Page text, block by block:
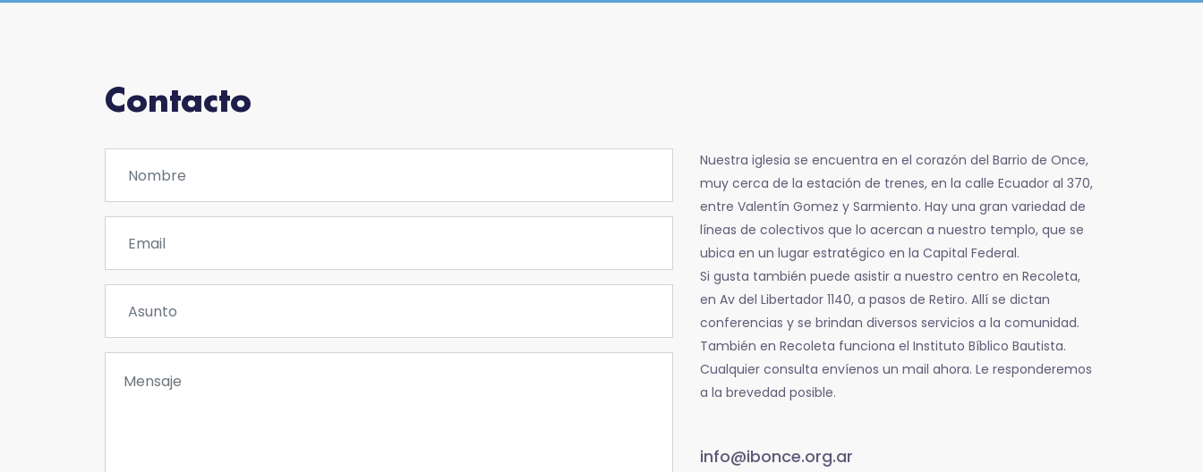
Contacto
Nuestra iglesia se encuentra en el corazón del Barrio de Once,
muy cerca de la estación de trenes, en la calle Ecuador al 370,
entre Valentín Gomez y Sarmiento. Hay una gran variedad de
líneas de colectivos que lo acercan a nuestro templo, que se
ubica en un lugar estratégico en la Capital Federal.
Si gusta también puede asistir a nuestro centro en Recoleta,
en Av del Libertador 1140, a pasos de Retiro. Allí se dictan
conferencias y se brindan diversos servicios a la comunidad.
También en Recoleta funciona el Instituto Bíblico Bautista.
Cualquier consulta envíenos un mail ahora. Le responderemos
a la brevedad posible.
info@ibonce.org.ar